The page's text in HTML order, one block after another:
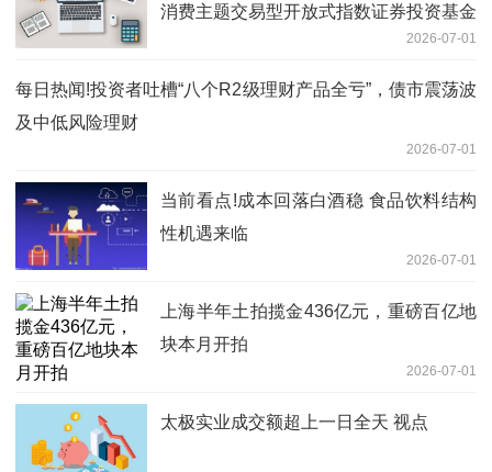
消费主题交易型开放式指数证券投资基金
2026-07-01
每日热闻!投资者吐槽“八个R2级理财产品全亏”，债市震荡波
及中低风险理财
2026-07-01
当前看点!成本回落白酒稳 食品饮料结构
性机遇来临
2026-07-01
上海半年土拍揽金436亿元，重磅百亿地
块本月开拍
2026-07-01
太极实业成交额超上一日全天 视点